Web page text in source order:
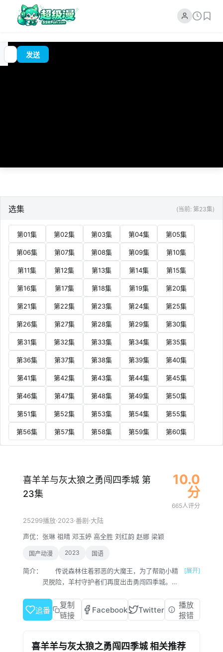
00:00
追
番
?发送
选集 (当前: 第23集)
第01集 第02集 第03集 第04集 第05集
第06集 第07集 第08集 第09集 第10集
第11集 第12集 第13集 第14集 第15集
第16集 第17集 第18集 第19集 第20集
第21集 第22集 第23集 第24集 第25集
第26集 第27集 第28集 第29集 第30集
第31集 第32集 第33集 第34集 第35集
第36集 第37集 第38集 第39集 第40集
第41集 第42集 第43集 第44集 第45集
第46集 第47集 第48集 第49集 第50集
第51集 第52集 第53集 第54集 第55集
第56集 第57集 第58集 第59集 第60集
喜羊羊与灰太狼之勇闯四季城 第
23集
10.0
分
665人评分
25299播放·2023·番剧·大陆
声优： 张琳 祖晴 邓玉婷 高全胜 刘红韵 赵娜 梁颖
国产动漫 2023 国语
简介：
传说森林住着邪恶的大魔王，为了帮助小精
灵脱险，羊村守护者们再度出击勇闯四季城。不
王”，时而清醒，时而捣乱，让整个旅途笑料百
出。羊狼们一路闯关进阶“勇者”能力，同时寻找
一个战胜魔王的勇者传奇呢？
[展开]
追番
复制
链接
Facebook Twitter
播放
报错
喜羊羊与灰太狼之勇闯四季城 相关推荐